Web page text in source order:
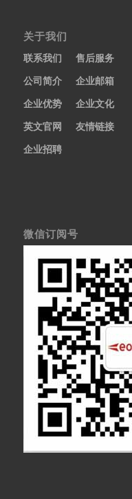
关于我们
联系我们
售后服务
公司简介
企业邮箱
企业优势
企业文化
英文官网
友情链接
企业招聘
微信订阅号